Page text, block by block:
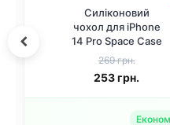
Силіконовий
чохол для iPhone
14 Pro Space Case
(Прозорий)
269 грн.
253грн.